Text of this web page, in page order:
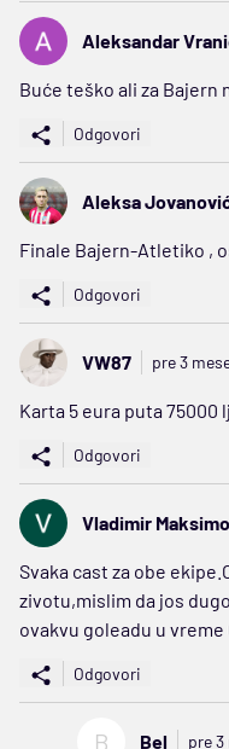
Aleksandar
Buće teško ali za Bajern
Odgovori
Aleksa
Finale Bajern-Atletiko ,
Odgovori
VW87 pre 3
Karta 5 eura puta 75000
Odgovori
Vladimir
Svaka cast za obe
zivotu,mislim da jos
ovakvu goleadu u
Odgovori
B Bel pre 3